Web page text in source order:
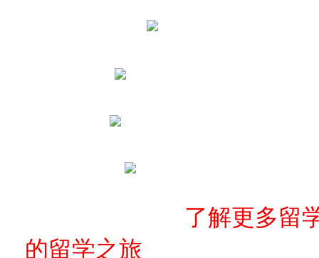
了解更多留
的留学之旅